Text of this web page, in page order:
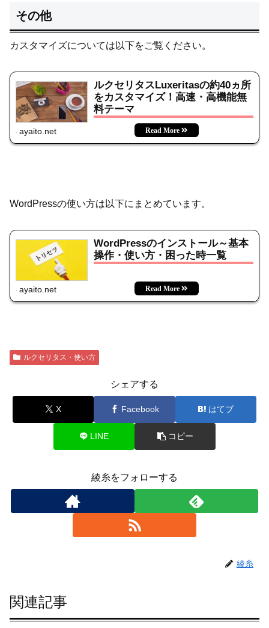
その他
カスタマイズについては以下をご覧ください。
ルクセリタスLuxeritasの約40ヵ所
をカスタマイズ！高速・高機能無
料テーマ
ayaito.net
WordPressの使い方は以下にまとめています。
WordPressのインストール～基本
操作・使い方・困った時一覧
ayaito.net
ルクセリタス・使い方
シェアする
X Facebook はてブ
LINE コピー
綾糸をフォローする
綾糸
関連記事